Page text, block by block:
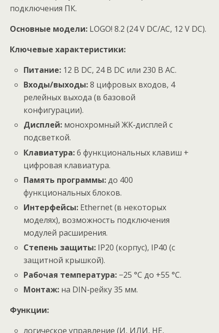
подключения ПК.
Основные модели: LOGO! 8.2 (24 V DC/AC, 12 V DC).
Ключевые характеристики:
Питание: 12 В DC, 24 В DC или 230 В AC.
Входы/выходы:8 цифровых входов, 4
релейных выхода (в базовой
конфигурации).
Дисплей: монохромный ЖК‑дисплей с
подсветкой.
Клавиатура:6 функциональных клавиш +
цифровая клавиатура.
Память программы:до 400
функциональных блоков.
Интерфейсы: Ethernet (в некоторых
моделях), возможность подключения
модулей расширения.
Степень защиты: IP20 (корпус), IP40 (с
защитной крышкой).
Рабочая температура: −25 °C до +55 °C.
Монтаж: на DIN‑рейку 35 мм.
Функции:
логическое управление (И, ИЛИ, НЕ,